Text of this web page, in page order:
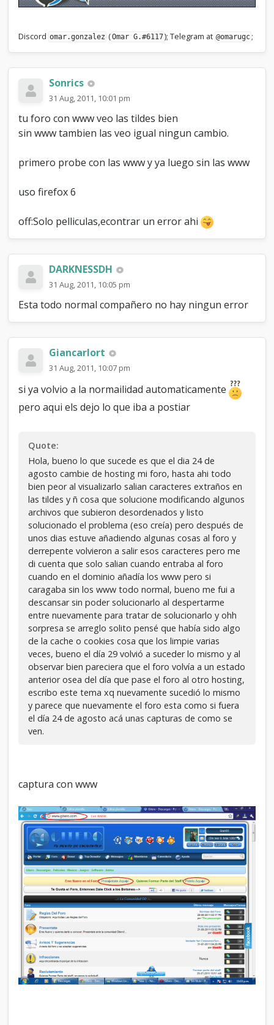
Discord omar.gonzalez (Omar G.#6117); Telegram at @omarugc ;
Sonrics
31 Aug, 2011, 10:01 pm
tu foro con www veo las tildes bien
sin www tambien las veo igual ningun cambio.
primero probe con las www y ya luego sin las www
uso firefox 6
off:Solo pelliculas,econtrar un error ahi
DARKNESSDH
31 Aug, 2011, 10:05 pm
Esta todo normal compañero no hay ningun error
Giancarlort
31 Aug, 2011, 10:07 pm
si ya volvio a la normailidad automaticamente
pero aqui els dejo lo que iba a postiar
Quote:
Hola, bueno lo que sucede es que el dia 24 de
agosto cambie de hosting mi foro, hasta ahi todo
bien peor al visualizarlo salian caracteres extraños en
las tildes y ñ cosa que solucione modificando algunos
archivos que subieron desordenados y listo
solucionado el problema (eso creía) pero después de
unos dias estuve añadiendo algunas cosas al foro y
derrepente volvieron a salir esos caracteres pero me
di cuenta que solo salian cuando entraba al foro
cuando en el dominio añadía los www pero si
caragaba sin los www todo normal, bueno me fui a
descansar sin poder solucionarlo al despertarme
entre nuevamente para tratar de solucionarlo y ohh
sorpresa se arreglo solito pensé que había sido algo
de la cache o cookies cosa que los limpie varias
veces, bueno el día 29 volvió a suceder lo mismo y al
observar bien pareciera que el foro volvía a un estado
anterior osea del día que pase el foro al otro hosting,
escribo este tema xq nuevamente sucedió lo mismo
y parece que nuevamente el foro esta como si fuera
el día 24 de agosto acá unas capturas de como se
ven.
captura con www